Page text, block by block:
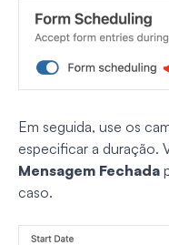
Em seguida, use os
especificar a duração.
Mensagem Fechada
caso.